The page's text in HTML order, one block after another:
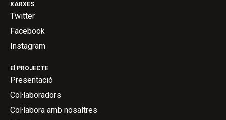
El PROJECTE
Presentació
Col·laboradors
Col·labora amb nosaltres
XARXES
Twitter
Facebook
Instagram